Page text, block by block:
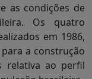
as condições de
Os quatro
em 1986,
a construção
relativa ao perfil